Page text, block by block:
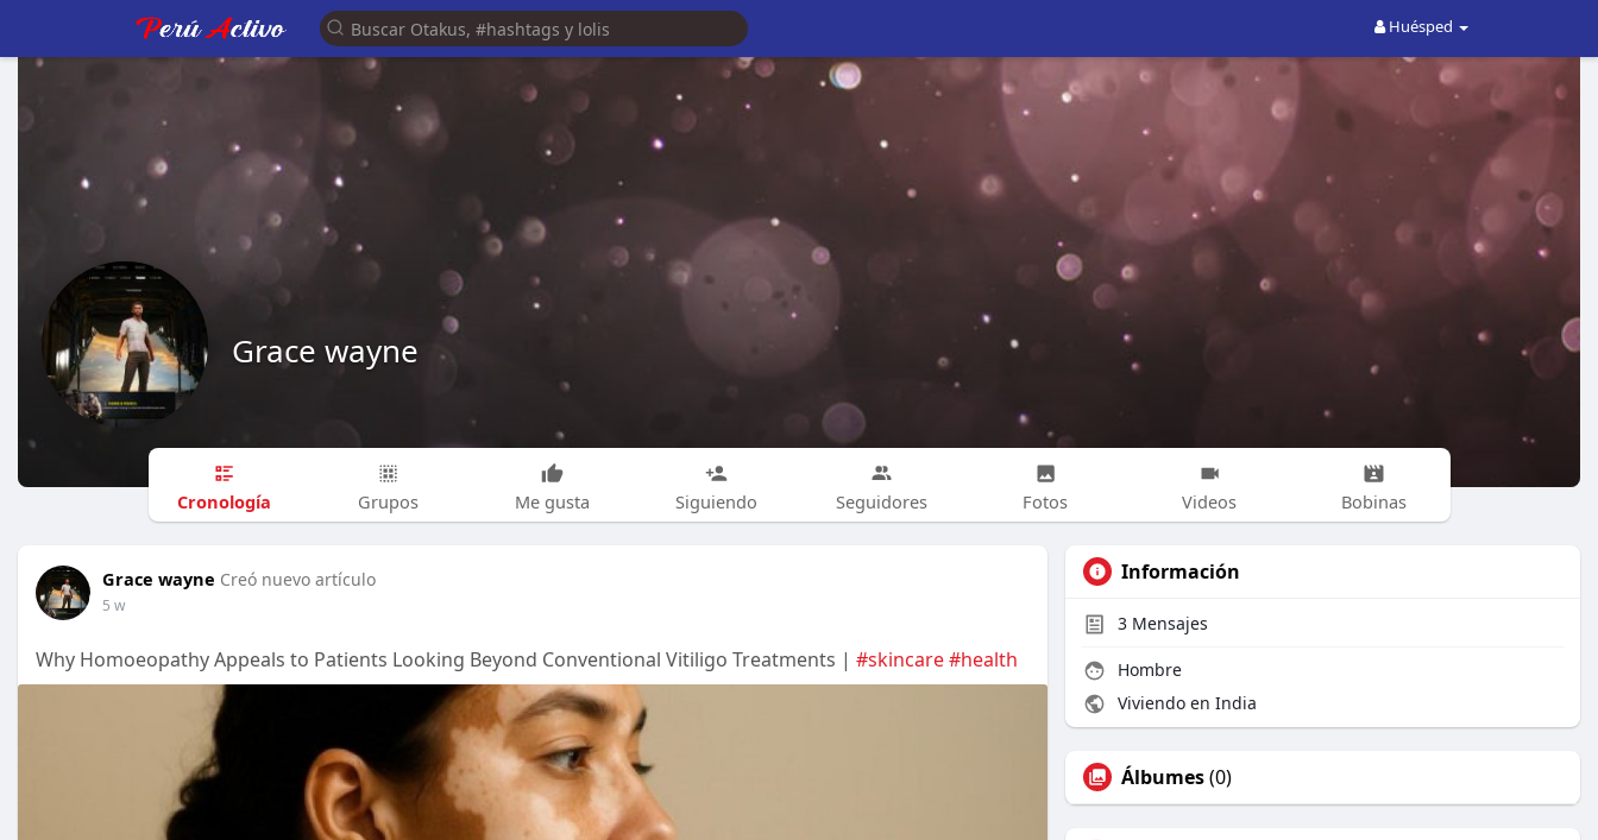
Huésped
Grace wayne
Cronología Grupos Me gusta Siguiendo Seguidores Fotos Videos Bobinas
Grace wayne Creó nuevo artículo
5 w
Why Homoeopathy Appeals to Patients Looking Beyond Conventional Vitiligo Treatments | #skincare#health
Información
3 Mensajes
Hombre
Viviendo en India
Álbumes(0)